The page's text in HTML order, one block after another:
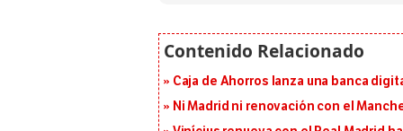
Caja de Ahorros lanza una banca
Ni Madrid ni renovación con el